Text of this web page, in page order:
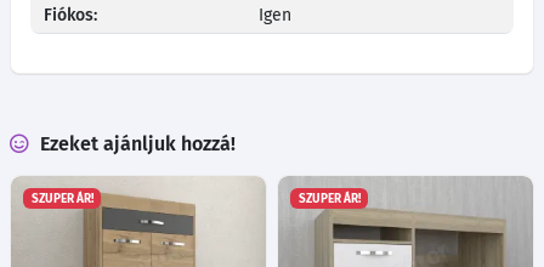
Fiókos:
Igen
Ezeket ajánljuk hozzá!
SZUPER ÁR! SZUPER ÁR!